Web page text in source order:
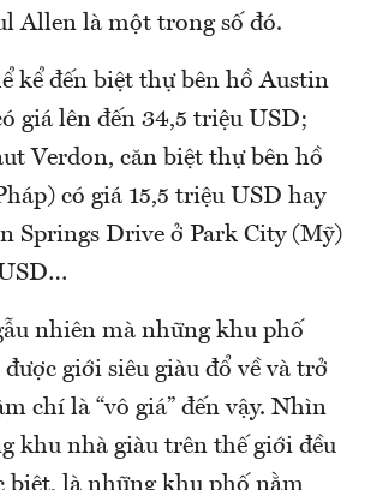
Allen là một trong số đó.
kể đến biệt thự bên hồ Austin
giá lên đến 34,5 triệu USD;
Verdon, căn biệt thự bên hồ
có giá 15,5 triệu USD hay
Springs Drive ở Park City (Mỹ)
nhiên mà những khu phố
giới siêu giàu đổ về và trở
chí là “vô giá” đến vậy. Nhìn
khu nhà giàu trên thế giới đều